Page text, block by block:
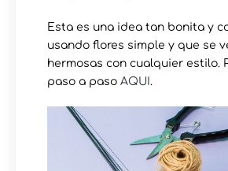
Esta es una idea tan bonita y
usando flores simple y que se
hermosas con cualquier estilo.
paso a paso AQUI.